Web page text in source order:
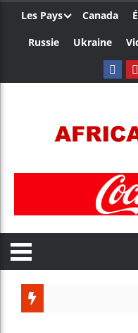
Les Pays Canada
Russie
Ukraine